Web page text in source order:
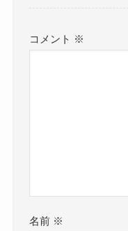
コメント ※
名前 ※